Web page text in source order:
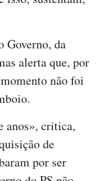
Governo, da
alerta que, por
não foi
anos», critica,
de
por ser